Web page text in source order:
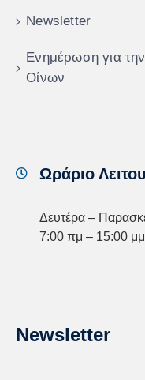
Newsletter
Ενημέρωση για
Οίνων
Ωράριο
Δευτέρα –
7:00 πμ – 15:00 μμ
Newsletter